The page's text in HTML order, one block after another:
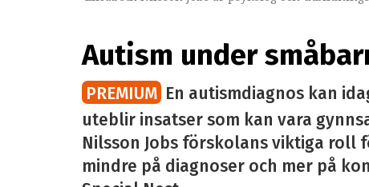
Autism under
PREMIUM En autismdiagnos kan
uteblir insatser som kan vara
Nilsson Jobs förskolans viktiga roll
mindre på diagnoser och mer på